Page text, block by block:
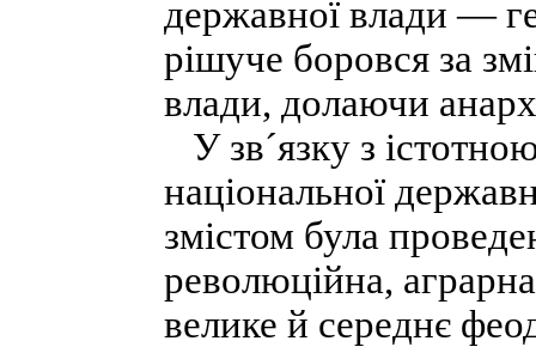
державної влади —
рішуче боровся за
влади, долаючи
У зв´язку з
національної
змістом була
революційна,
велике й середнє